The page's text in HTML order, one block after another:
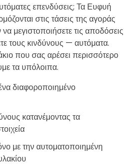
κρυπτονομισμάτων
στρατηγική
κρυπτονομίσματά σας
για το μέλλον σας
επενδύσεις (DCA)
επενδύσεις; Τα Ευφυή
στις τάσεις της αγοράς
μεγιστοποιήσετε τις αποδόσεις
τους κινδύνους — αυτόματα.
που σας αρέσει περισσότερο
τα υπόλοιπα.
διαφοροποιημένο
κατανέμοντας τα
με την αυτοματοποιημένη